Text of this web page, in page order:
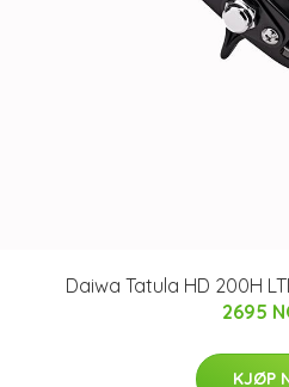
Daiwa Tatula HD 200H
2695
KJØP